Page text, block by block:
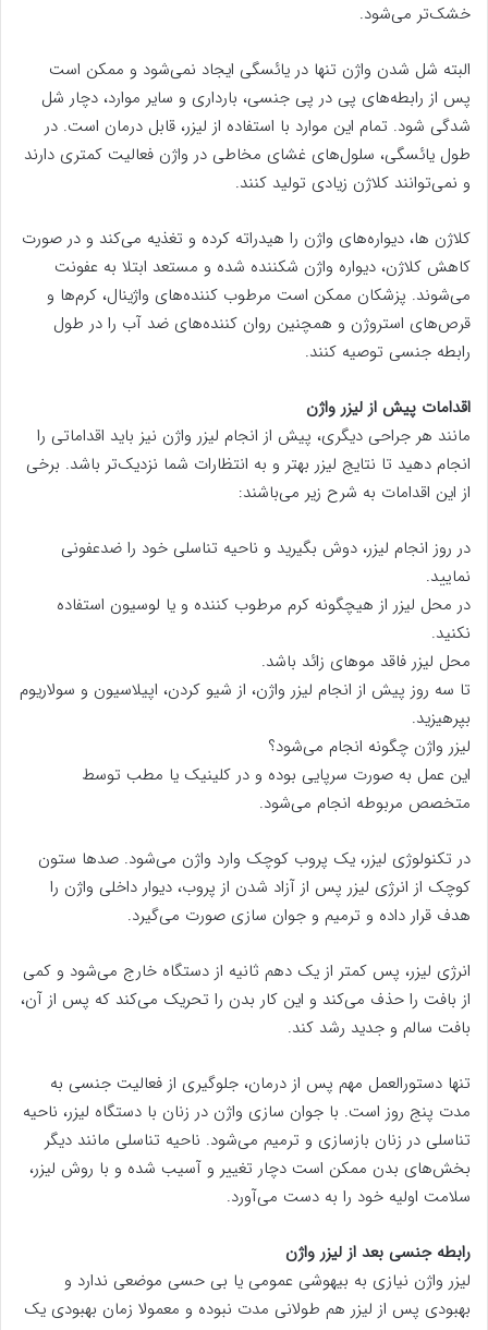
خشک‌تر می‌شود.
البته شل شدن واژن تنها در یائسگی ایجاد نمی‌شود و ممکن است
پس از رابطه‌های پی در پی جنسی، بارداری و سایر موارد، دچار شل
شدگی شود. تمام این موارد با استفاده از لیزر، قابل درمان است. در
طول یائسگی، سلول‌های غشای مخاطی در واژن فعالیت کمتری دارند
و نمی‌توانند کلاژن زیادی تولید کنند.
کلاژن ها، دیواره‌های واژن را هیدراته کرده و تغذیه می‌کند و در صورت
کاهش کلاژن، دیواره واژن شکننده شده و مستعد ابتلا به عفونت
می‌شوند. پزشکان ممکن است مرطوب کننده‌های واژینال، کرم‌ها و
قرص‌های استروژن و همچنین روان کننده‌های ضد آب را در طول
رابطه جنسی توصیه کنند.
اقدامات پیش از لیزر واژن
مانند هر جراحی دیگری، پیش از انجام لیزر واژن نیز باید اقداماتی را
انجام دهید تا نتایج لیزر بهتر و به انتظارات شما نزدیک‌تر باشد. برخی
از این اقدامات به شرح زیر می‌باشند:
در روز انجام لیزر، دوش بگیرید و ناحیه تناسلی خود را ضدعفونی
نمایید.
در محل لیزر از هیچگونه کرم مرطوب کننده و یا لوسیون استفاده
نکنید.
محل لیزر فاقد موهای زائد باشد.
تا سه روز پیش از انجام لیزر واژن، از شیو کردن، اپیلاسیون و سولاریوم
بپرهیزید.
لیزر واژن چگونه انجام می‌شود؟
این عمل به صورت سرپایی بوده و در کلینیک یا مطب توسط
متخصص مربوطه انجام می‌شود.
در تکنولوژی لیزر، یک پروب کوچک وارد واژن می‌شود. صد‌ها ستون
کوچک از انرژی لیزر پس از آزاد شدن از پروب، دیوار داخلی واژن را
هدف قرار داده و ترمیم و جوان سازی صورت می‌گیرد.
انرژی لیزر، پس کمتر از یک دهم ثانیه از دستگاه خارج می‌شود و کمی
از بافت را حذف می‌کند و این کار بدن را تحریک می‌کند که پس از آن،
بافت سالم و جدید رشد کند.
تنها دستورالعمل مهم پس از درمان، جلوگیری از فعالیت جنسی به
مدت پنج روز است. با جوان سازی واژن در زنان با دستگاه لیزر، ناحیه
تناسلی در زنان بازسازی و ترمیم می‌شود. ناحیه تناسلی مانند دیگر
بخش‌های بدن ممکن است دچار تغییر و آسیب شده و با روش لیزر،
سلامت اولیه خود را به دست می‌آورد.
رابطه جنسی بعد از لیزر واژن
لیزر واژن نیازی به بیهوشی عمومی یا بی حسی موضعی ندارد و
بهبودی پس از لیزر هم طولانی مدت نبوده و معمولا زمان بهبودی یک